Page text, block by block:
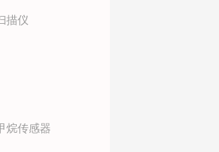
描仪
烷传感器